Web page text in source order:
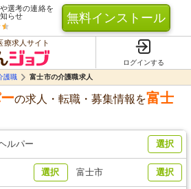
選考の連絡を
らせ
無料インストール
療求人サイト
ログインする
護職 富士市の介護職求人
の求人・転職・募集情報を富士
ルパー 選択
選択 富士市 選択